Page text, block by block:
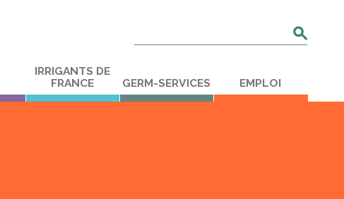
:
IRRIGANTS DE
FRANCE
GERM-SERVICES EMPLOI